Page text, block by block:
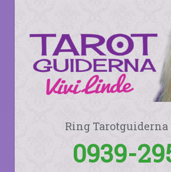
Ring Tarotguiderna
0939-